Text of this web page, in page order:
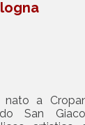
nato a
San